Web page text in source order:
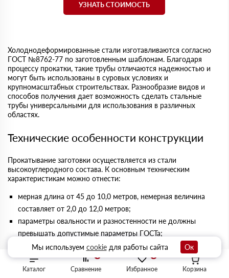
Каталог Избранное
Сравнение Корзина
УЗНАТЬ СТОИМОСТЬ
Холоднодеформированные стали изготавливаются согласно
ГОСТ №8762-77 по заготовленным шаблонам. Благодаря
процессу прокатки, такие трубы отличаются надежностью и
могут быть использованы в суровых условиях и
крупномасштабных строительствах. Разнообразие видов и
способов получения дает возможность сделать стальные
трубы универсальными для использования в различных
областях.
Технические особенности конструкции
Прокатывание заготовки осуществляется из стали
высокоуглеродного состава. К основным техническим
характеристикам можно отнести:
мерная длина от 45 до 10,0 метров, немерная величина
составляет от 2,0 до 12,0 метров;
параметры овальности и разностенности не должны
превышать допустимые параметры ГОСТа;
значения кривизны также должны соответствовать ГОСТу и
не превышать 1,5 мм. Однако, если заказчик указывает
собственные показания кривизны, которые необходимы для
Мы используем cookieдля работы сайта Ок